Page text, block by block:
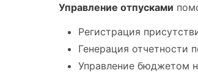
Управление отпусками
Регистрация
Генерация отчетности
Управление бюджетом